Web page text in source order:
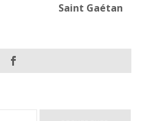
Saint Gaétan